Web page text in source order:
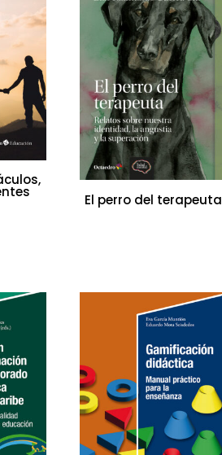
El perro del terapeuta